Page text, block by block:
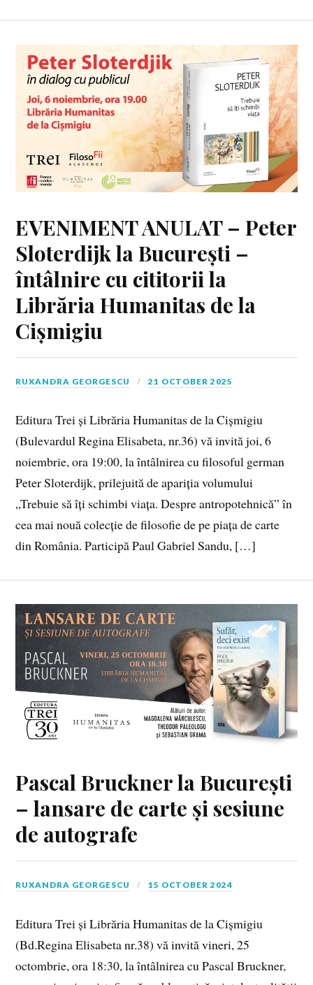
EVENIMENT ANULAT – Peter
Sloterdijk la București –
întâlnire cu cititorii la
Librăria Humanitas de la
Cișmigiu
RUXANDRA GEORGESCU 21 OCTOBER 2025
Editura Trei și Librăria Humanitas de la Cișmigiu
(Bulevardul Regina Elisabeta, nr.36) vă invită joi, 6
noiembrie, ora 19:00, la întâlnirea cu filosoful german
Peter Sloterdijk, prilejuită de apariția volumului
„Trebuie să îți schimbi viața. Despre antropotehnică” în
cea mai nouă colecție de filosofie de pe piața de carte
din România. Participă Paul Gabriel Sandu, […]
Pascal Bruckner la București
– lansare de carte și sesiune
de autografe
RUXANDRA GEORGESCU 15 OCTOBER 2024
Editura Trei și Librăria Humanitas de la Cișmigiu
(Bd.Regina Elisabeta nr.38) vă invită vineri, 25
octombrie, ora 18:30, la întâlnirea cu Pascal Bruckner,